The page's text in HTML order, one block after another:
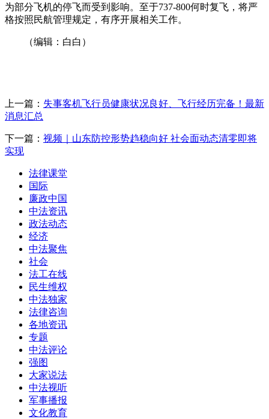
为部分飞机的停飞而受到影响。至于737-800何时复飞，将严
格按照民航管理规定，有序开展相关工作。
（编辑：白白）
上一篇： 失事客机飞行员健康状况良好、飞行经历完备！最新
消息汇总
下一篇： 视频｜山东防控形势趋稳向好 社会面动态清零即将
实现
法律课堂
国际
廉政中国
中法资讯
政法动态
经济
中法聚焦
社会
法工在线
民生维权
中法独家
法律咨询
各地资讯
专题
中法评论
强图
大家说法
中法视听
军事播报
文化教育